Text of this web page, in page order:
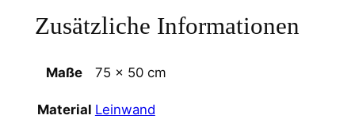
Zusätzliche Informationen
Maße 75 × 50 cm
Material Leinwand